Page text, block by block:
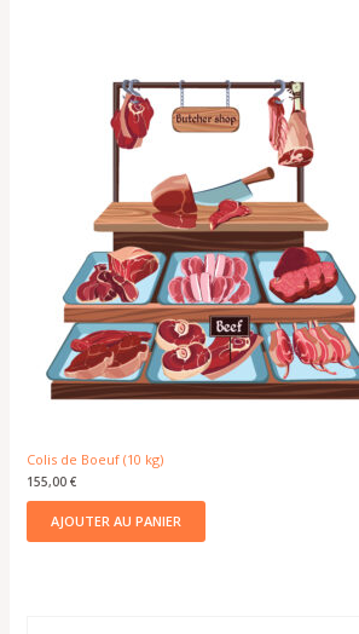
Colis de Boeuf (10 kg)
155,00€
AJOUTER AU PANIER